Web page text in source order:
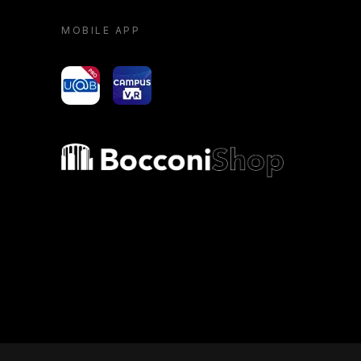
MOBILE APP
yoU@B Campus VR
Bocconi shop